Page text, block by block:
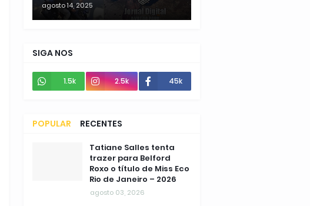
agosto 14, 2025
SIGA NOS
1.5k 2.5k 45k
POPULAR
RECENTES
COMENTÁRIOSTatiane Salles tenta
trazer para Belford
Roxo o título de Miss Eco
Rio de Janeiro – 2026
agosto 03, 2026